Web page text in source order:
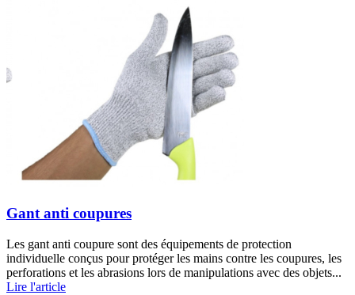
Gant anti coupures
Les gant anti coupure sont des équipements de protection
individuelle conçus pour protéger les mains contre les coupures, les
perforations et les abrasions lors de manipulations avec des objets...
Lire l'article